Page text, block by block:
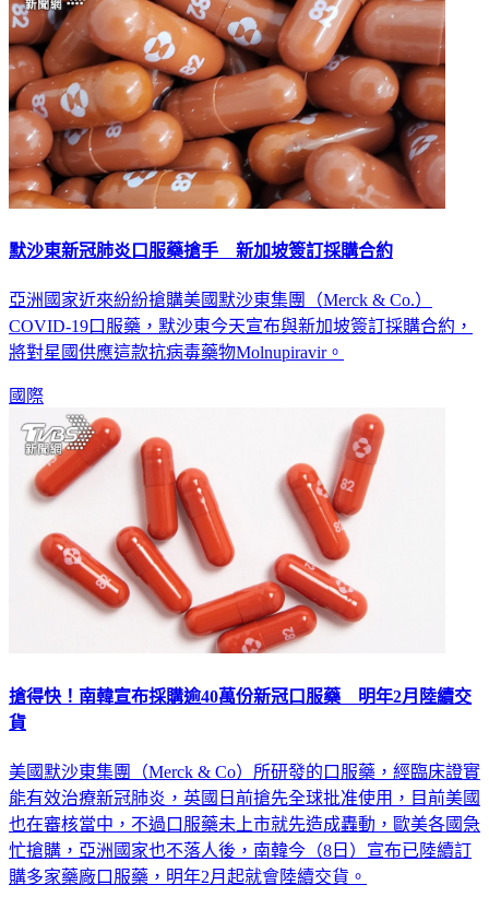
默沙東新冠肺炎口服藥搶手 新加坡簽訂採購合約
亞洲國家近來紛紛搶購美國默沙東集團（Merck & Co.）
COVID-19口服藥，默沙東今天宣布與新加坡簽訂採購合約，
將對星國供應這款抗病毒藥物Molnupiravir。
國際
搶得快！南韓宣布採購逾40萬份新冠口服藥 明年2月陸續交
貨
美國默沙東集團（Merck & Co）所研發的口服藥，經臨床證實
能有效治療新冠肺炎，英國日前搶先全球批准使用，目前美國
也在審核當中，不過口服藥未上市就先造成轟動，歐美各國急
忙搶購，亞洲國家也不落人後，南韓今（8日）宣布已陸續訂
購多家藥廠口服藥，明年2月起就會陸續交貨。